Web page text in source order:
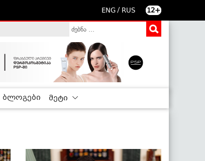
ENG / RUS 12+
ბლოგები მეტი